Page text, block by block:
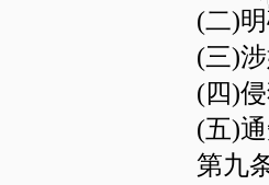
(二)明
(三)涉
(四)侵
(五)通
第九条